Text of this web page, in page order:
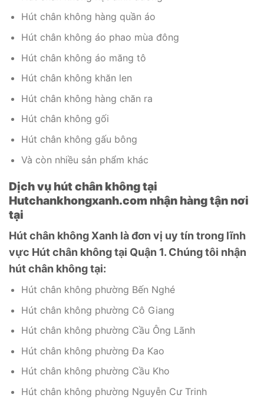
Hút chân không hàng quần áo
Hút chân không áo phao mùa đông
Hút chân không áo măng tô
Hút chân không khăn len
Hút chân không hàng chăn ra
Hút chân không gối
Hút chân không gấu bông
Và còn nhiều sản phẩm khác
Dịch vụ hút chân không tại
Hutchankhongxanh.com nhận hàng tận nơi
tại
Hút chân không Xanh là đơn vị uy tín trong lĩnh
vực Hút chân không tại Quận 1. Chúng tôi nhận
hút chân không tại:
Hút chân không phường Bến Nghé
Hút chân không phường Cô Giang
Hút chân không phường Cầu Ông Lãnh
Hút chân không phường Đa Kao
Hút chân không phường Cầu Kho
Hút chân không phường Nguyễn Cư Trinh